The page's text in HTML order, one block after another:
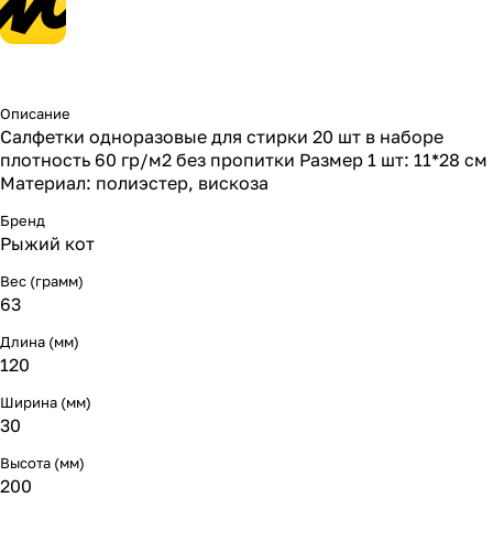
Описание
Салфетки одноразовые для стирки 20 шт в наборе
плотность 60 гр/м2 без пропитки Размер 1 шт: 11*28 см
Материал: полиэстер, вискоза
Бренд
Рыжий кот
Вес (грамм)
63
Длина (мм)
120
Ширина (мм)
30
Высота (мм)
200